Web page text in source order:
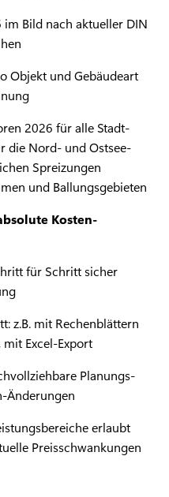
Bild nach aktueller DIN
Objekt und Gebäudeart
2026 für alle Stadt-
die Nord- und Ostsee-
Spreizungen
und Ballungsgebieten
Kosten-
für Schritt sicher
z.B. mit Rechenblättern
Excel-Export
Planungs-
Änderungen
erlaubt
Preisschwankungen